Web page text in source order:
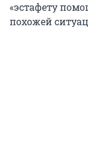
«эстафету
похожей